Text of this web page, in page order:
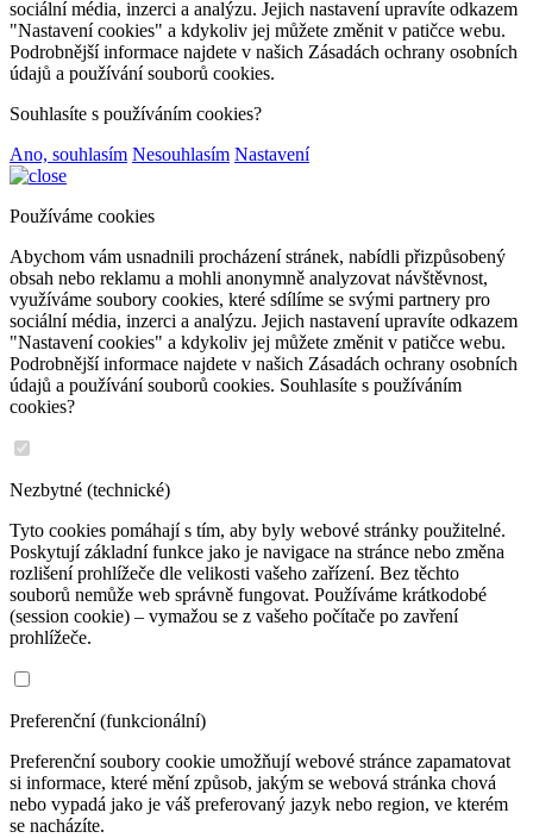
sociální média, inzerci a analýzu. Jejich nastavení upravíte odkazem
"Nastavení cookies" a kdykoliv jej můžete změnit v patičce webu.
Podrobnější informace najdete v našich Zásadách ochrany osobních
údajů a používání souborů cookies.
Souhlasíte s používáním cookies?
Ano, souhlasím Nesouhlasím Nastavení
Používáme cookies
Abychom vám usnadnili procházení stránek, nabídli přizpůsobený
obsah nebo reklamu a mohli anonymně analyzovat návštěvnost,
využíváme soubory cookies, které sdílíme se svými partnery pro
sociální média, inzerci a analýzu. Jejich nastavení upravíte odkazem
"Nastavení cookies" a kdykoliv jej můžete změnit v patičce webu.
Podrobnější informace najdete v našich Zásadách ochrany osobních
údajů a používání souborů cookies. Souhlasíte s používáním
cookies?
Nezbytné (technické)
Tyto cookies pomáhají s tím, aby byly webové stránky použitelné.
Poskytují základní funkce jako je navigace na stránce nebo změna
rozlišení prohlížeče dle velikosti vašeho zařízení. Bez těchto
souborů nemůže web správně fungovat. Používáme krátkodobé
(session cookie) – vymažou se z vašeho počítače po zavření
prohlížeče.
Preferenční (funkcionální)
Preferenční soubory cookie umožňují webové stránce zapamatovat
si informace, které mění způsob, jakým se webová stránka chová
nebo vypadá jako je váš preferovaný jazyk nebo region, ve kterém
se nacházíte.